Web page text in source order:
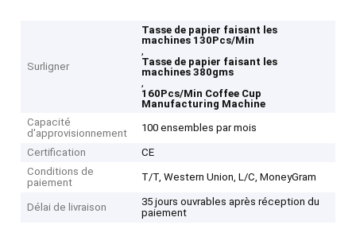
Surligner
Tasse de papier faisant les
machines 130Pcs/Min
,
Tasse de papier faisant les
machines 380gms
,
160Pcs/Min Coffee Cup
Manufacturing Machine
Capacité
d'approvisionnement
100 ensembles par mois
Certification
CE
Conditions de
paiement
T/T, Western Union, L/C, MoneyGram
Délai de livraison
35 jours ouvrables après réception du
paiement